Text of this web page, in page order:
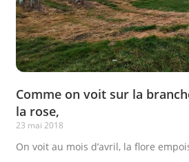
Comme on voit sur la
la rose,
23 mai 2018
On voit au mois d’avril, la flore